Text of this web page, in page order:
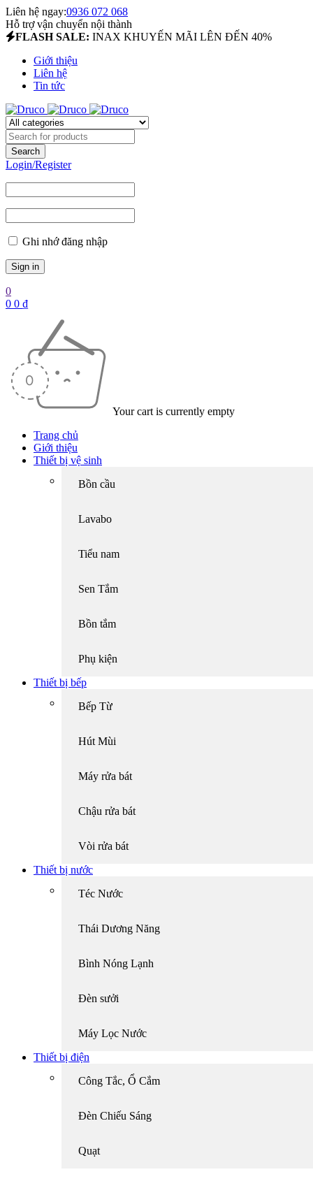
Liên hệ ngay:0936 072 068
Hỗ trợ vận chuyển nội thành
FLASH SALE: INAX KHUYẾN MÃI LÊN ĐẾN 40%
Giới thiệu
Liên hệ
Tin tức
Login/Register
Ghi nhớ đăng nhập
0
0 0 ₫
Your cart is currently empty
Trang chủ
Giới thiệu
Thiết bị vệ sinh
Bồn cầu
Lavabo
Tiểu nam
Sen Tắm
Bồn tắm
Phụ kiện
Thiết bị bếp
Bếp Từ
Hút Mùi
Máy rửa bát
Chậu rửa bát
Vòi rửa bát
Thiết bị nước
Téc Nước
Thái Dương Năng
Bình Nóng Lạnh
Đèn sưởi
Máy Lọc Nước
Thiết bị điện
Công Tắc, Ổ Cắm
Đèn Chiếu Sáng
Quạt